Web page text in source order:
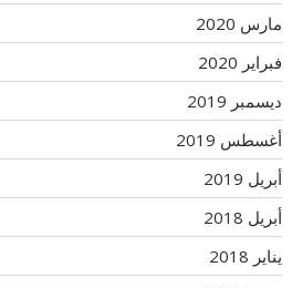
مارس 2020
فبراير 2020
ديسمبر 2019
أغسطس 2019
أبريل 2019
أبريل 2018
يناير 2018